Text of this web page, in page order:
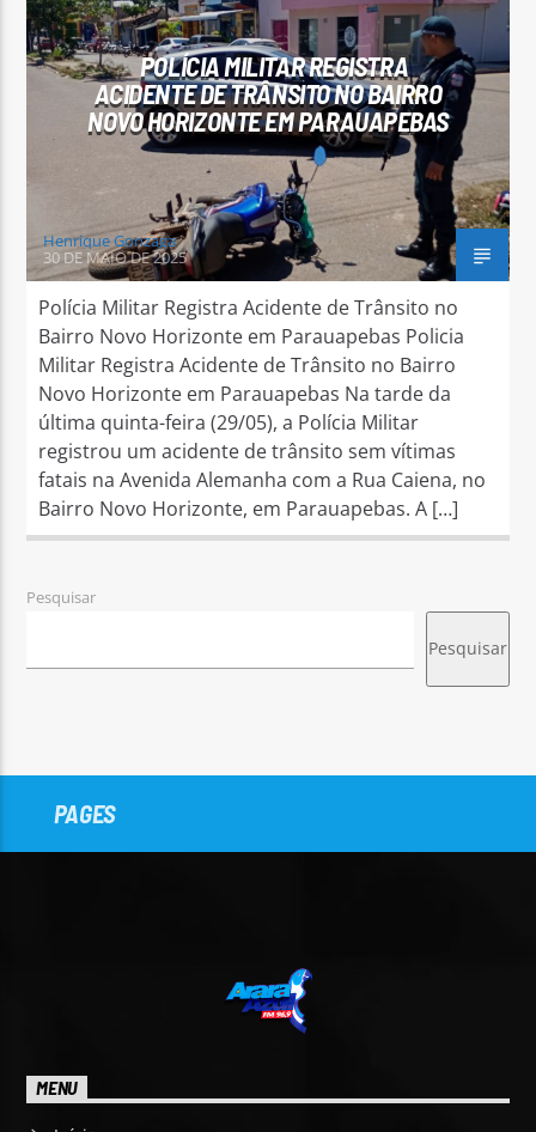
Arara Azul FM
POLÍCIA MILITAR REGISTRA
ACIDENTE DE TRÂNSITO NO BAIRRO
NOVO HORIZONTE EM PARAUAPEBAS
Henrique Gonzaga
30 DE MAIO DE 2025
Polícia Militar Registra Acidente de Trânsito no
Bairro Novo Horizonte em Parauapebas Policia
Militar Registra Acidente de Trânsito no Bairro
Novo Horizonte em Parauapebas Na tarde da
última quinta-feira (29/05), a Polícia Militar
registrou um acidente de trânsito sem vítimas
fatais na Avenida Alemanha com a Rua Caiena, no
Bairro Novo Horizonte, em Parauapebas. A […]
Pesquisar
Pesquisar
PAGES
MENU